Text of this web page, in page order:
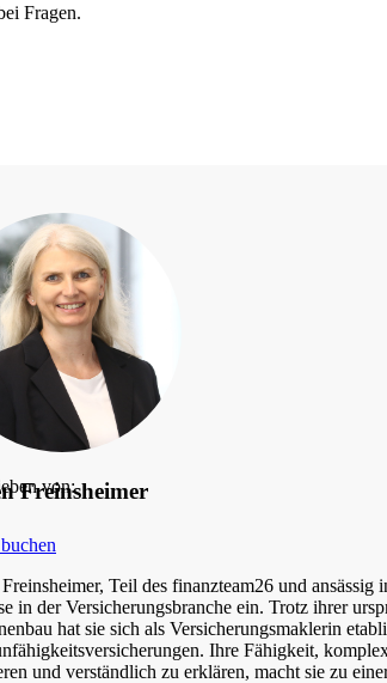
Fragen.
von:
Freinsheimer
Teil des finanzteam26 und
in der Versicherungsbranche ein. Trotz ihrer
hat sie sich als Versicherungsmaklerin
Ihre Fähigkeit,
und verständlich zu erklären, macht sie zu